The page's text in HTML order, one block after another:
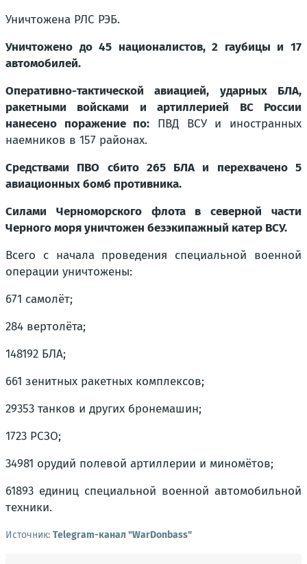
Уничтожена РЛС РЭБ.
Уничтожено до 45 националистов, 2 гаубицы и 17
автомобилей.
Оперативно-тактической авиацией, ударных БЛА,
ракетными войсками и артиллерией ВС России
нанесено поражение по: ПВД ВСУ и иностранных
наемников в 157 районах.
Средствами ПВО сбито 265 БЛА и перехвачено 5
авиационных бомб противника.
Силами Черноморского флота в северной части
Черного моря уничтожен безэкипажный катер ВСУ.
Всего с начала проведения специальной военной
операции уничтожены:
671 самолёт;
284 вертолёта;
148192 БЛА;
661 зенитных ракетных комплексов;
29353 танков и других бронемашин;
1723 РСЗО;
34981 орудий полевой артиллерии и миномётов;
61893 единиц специальной военной автомобильной
техники.
Источник: Telegram-канал "WarDonbass"